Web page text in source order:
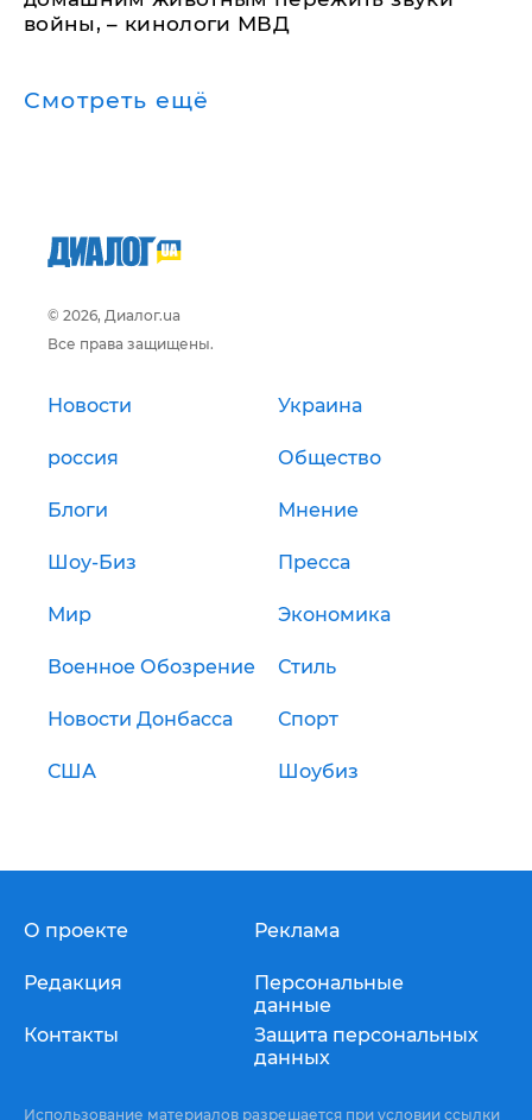
войны, – кинологи МВД
Смотреть ещё
© 2026, Диалог.ua
Все права защищены.
Новости Украина
россия Общество
Блоги Мнение
Шоу-Биз Пресса
Мир Экономика
Военное Обозрение Стиль
Новости Донбасса Спорт
США Шоубиз
О проекте
Редакция
Контакты
Реклама
Персональные
данные
Защита персональных
данных
Использование материалов разрешается при условии ссылки